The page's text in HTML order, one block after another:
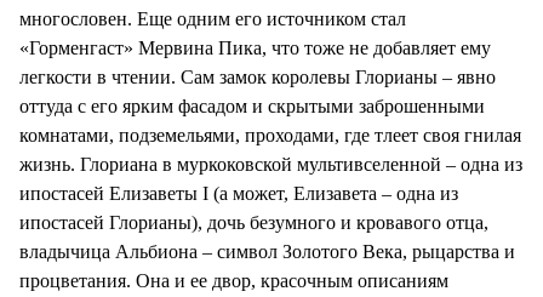
многословен. Еще одним его источником стал
«Горменгаст» Мервина Пика, что тоже не добавляет ему
легкости в чтении. Сам замок королевы Глорианы – явно
оттуда с его ярким фасадом и скрытыми заброшенными
комнатами, подземельями, проходами, где тлеет своя гнилая
жизнь. Глориана в муркоковской мультивселенной – одна из
ипостасей Елизаветы I (а может, Елизавета – одна из
ипостасей Глорианы), дочь безумного и кровавого отца,
владычица Альбиона – символ Золотого Века, рыцарства и
процветания. Она и ее двор, красочным описаниям